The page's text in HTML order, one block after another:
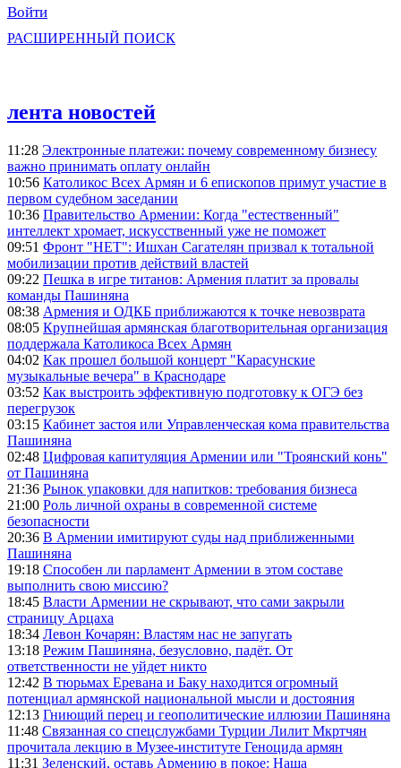
Войти
РАСШИРЕННЫЙ ПОИСК
лента новостей
11:28 Электронные платежи: почему современному бизнесу
важно принимать оплату онлайн
10:56 Католикос Всех Армян и 6 епископов примут участие в
первом судебном заседании
10:36 Правительство Армении: Когда "естественный"
интеллект хромает, искусственный уже не поможет
09:51 Фронт "НЕТ": Ишхан Сагателян призвал к тотальной
мобилизации против действий властей
09:22 Пешка в игре титанов: Армения платит за провалы
команды Пашиняна
08:38 Армения и ОДКБ приближаются к точке невозврата
08:05 Крупнейшая армянская благотворительная организация
поддержала Католикоса Всех Армян
04:02 Как прошел большой концерт "Карасунские
музыкальные вечера" в Краснодаре
03:52 Как выстроить эффективную подготовку к ОГЭ без
перегрузок
03:15 Кабинет застоя или Управленческая кома правительства
Пашиняна
02:48 Цифровая капитуляция Армении или "Троянский конь"
от Пашиняна
21:36 Рынок упаковки для напитков: требования бизнеса
21:00 Роль личной охраны в современной системе
безопасности
20:36 В Армении имитируют суды над приближенными
Пашиняна
19:18 Способен ли парламент Армении в этом составе
выполнить свою миссию?
18:45 Власти Армении не скрывают, что сами закрыли
страницу Арцаха
18:34 Левон Кочарян: Властям нас не запугать
13:18 Режим Пашиняна, безусловно, падёт. От
ответственности не уйдет никто
12:42 В тюрьмах Еревана и Баку находится огромный
потенциал армянской национальной мысли и достояния
12:13 Гниющий перец и геополитические иллюзии Пашиняна
11:48 Связанная со спецслужбами Турции Лилит Мкртчян
прочитала лекцию в Музее-институте Геноцида армян
11:31 Зеленский, оставь Армению в покое: Наша